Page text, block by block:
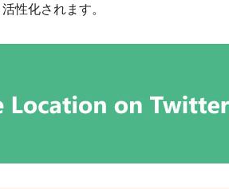
活性化されます。